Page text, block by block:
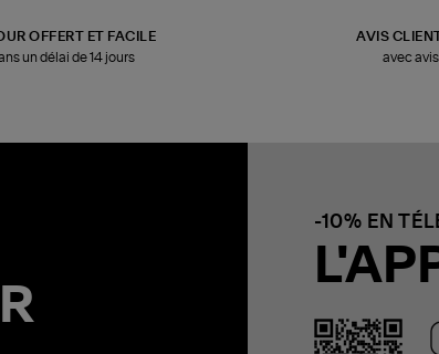
OFFERT ET FACILE
un délai de 14 jours
AVIS
avec
-10% EN